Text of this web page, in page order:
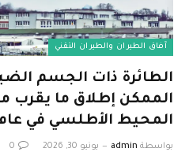
آفاق الطيران والطيران التقني
الطائرة ذات الجسم
المحيط الأطلسي في عام
بواسطة admin يونيو 30, 2026 0